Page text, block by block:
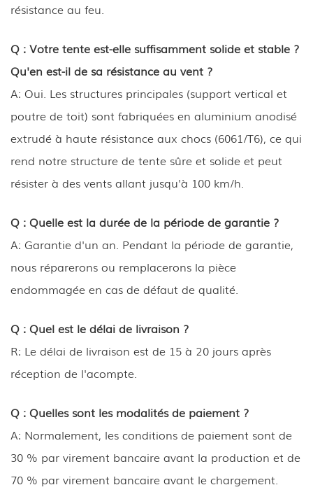
résistance au feu.
Q : Votre tente est-elle suffisamment solide et stable ?
Qu'en est-il de sa résistance au vent ?
A: Oui. Les structures principales (support vertical et
poutre de toit) sont fabriquées en aluminium anodisé
extrudé à haute résistance aux chocs (6061/T6), ce qui
rend notre structure de tente sûre et solide et peut
résister à des vents allant jusqu'à 100 km/h.
Q : Quelle est la durée de la période de garantie ?
A: Garantie d'un an. Pendant la période de garantie,
nous réparerons ou remplacerons la pièce
endommagée en cas de défaut de qualité.
Q : Quel est le délai de livraison ?
R: Le délai de livraison est de 15 à 20 jours après
réception de l'acompte.
Q : Quelles sont les modalités de paiement ?
A: Normalement, les conditions de paiement sont de
30 % par virement bancaire avant la production et de
70 % par virement bancaire avant le chargement.